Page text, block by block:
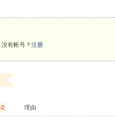
有帐号？ 注册
理由